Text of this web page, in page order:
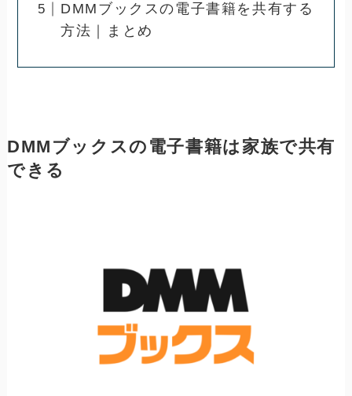
DMMブックスの電子書籍を共有する
方法｜まとめ
DMMブックスの電子書籍は家族で共有
できる